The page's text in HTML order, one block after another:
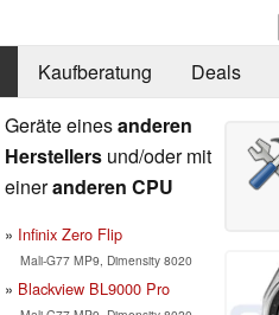
Kaufberatung Deals
Geräte einesanderen
Herstellers und/oder mit
eineranderen CPU
Infinix Zero Flip
Mali-G77 MP9, Dimensity 8020
Blackview BL9000 Pro